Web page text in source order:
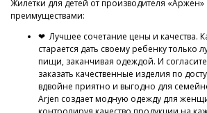
Жилетки для детей от производителя «Аржен»
преимуществами:
❤ Лучшее сочетание цены и качества.
старается дать своему ребенку только
пищи, заканчивая одеждой. И
заказать качественные изделия по
вдвойне приятно и выгодно для
Arjen создает модную одежду для